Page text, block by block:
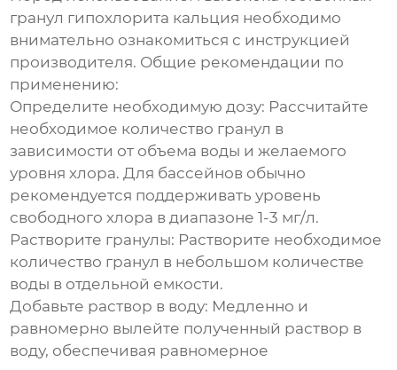
гранул гипохлорита кальция необходимо
внимательно ознакомиться с инструкцией
производителя. Общие рекомендации по
применению:
Определите необходимую дозу: Рассчитайте
необходимое количество гранул в
зависимости от объема воды и желаемого
уровня хлора. Для бассейнов обычно
рекомендуется поддерживать уровень
свободного хлора в диапазоне 1-3 мг/л.
Растворите гранулы: Растворите необходимое
количество гранул в небольшом количестве
воды в отдельной емкости.
Добавьте раствор в воду: Медленно и
равномерно вылейте полученный раствор в
воду, обеспечивая равномерное